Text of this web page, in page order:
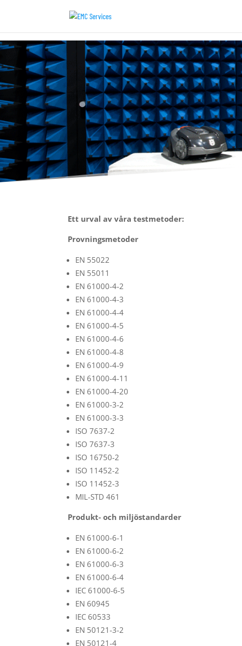
Ett urval av våra testmetoder:
Provningsmetoder
EN 55022
EN 55011
EN 61000-4-2
EN 61000-4-3
EN 61000-4-4
EN 61000-4-5
EN 61000-4-6
EN 61000-4-8
EN 61000-4-9
EN 61000-4-11
EN 61000-4-20
EN 61000-3-2
EN 61000-3-3
ISO 7637-2
ISO 7637-3
ISO 16750-2
ISO 11452-2
ISO 11452-3
MIL-STD 461
Produkt- och miljöstandarder
EN 61000-6-1
EN 61000-6-2
EN 61000-6-3
EN 61000-6-4
IEC 61000-6-5
EN 60945
IEC 60533
EN 50121-3-2
EN 50121-4